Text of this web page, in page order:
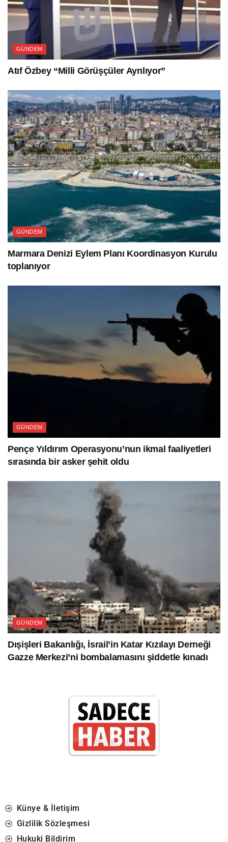
GÜNDEM
Atıf Özbey “Milli Görüşçüler Ayrılıyor”
GÜNDEM
Marmara Denizi Eylem Planı Koordinasyon Kurulu
toplanıyor
GÜNDEM
Pençe Yıldırım Operasyonu’nun ikmal faaliyetleri
sırasında bir asker şehit oldu
GÜNDEM
Dışişleri Bakanlığı, İsrail’in Katar Kızılayı Derneği
Gazze Merkezi’ni bombalamasını şiddetle kınadı
Künye & İletişim
Gizlilik Sözleşmesi
Hukuki Bildirim